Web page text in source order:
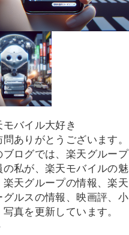
モバイル大好き
問ありがとうございます。
ブログでは、楽天グループ
の私が、楽天モバイルの魅
楽天グループの情報、楽天
グルスの情報、映画評、小
写真を更新しています。